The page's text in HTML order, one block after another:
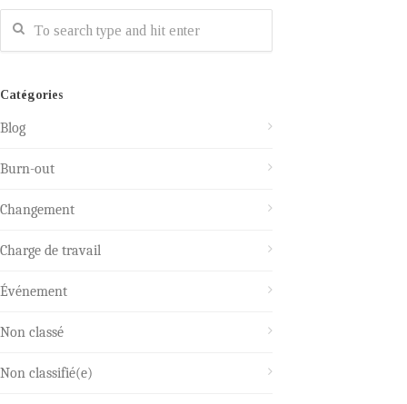
Catégories
Blog
Burn-out
Changement
Charge de travail
Événement
Non classé
Non classifié(e)